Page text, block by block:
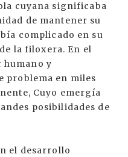
cuyana significaba
de mantener su
complicado en su
la filoxera. En el
y
problema en miles
Cuyo emergía
posibilidades de
el desarrollo